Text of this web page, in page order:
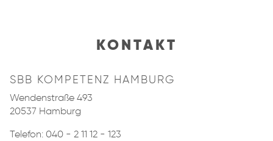
KONTAKT
SBB KOMPETENZ HAMBURG
Wendenstraße 493
20537 Hamburg
Telefon: 040 - 2 11 12 - 123